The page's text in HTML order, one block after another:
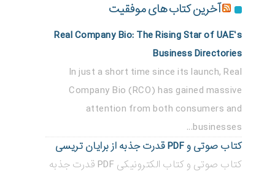
آخرین کتاب های موفقیت
Real Company Bio: The Rising Star of UAE’s
Business Directories
In just a short time since its launch, Real
Company Bio (RCO) has gained massive
attention from both consumers and
businesses...
کتاب صوتی و PDF قدرت جذبه از برایان تریسی
کتاب صوتی و کتاب الکترونیکی PDF قدرت جذبه